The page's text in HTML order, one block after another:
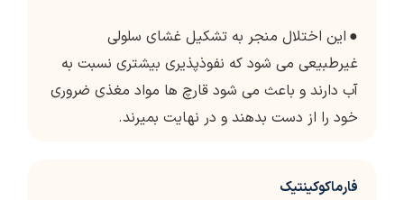
● این اختلال منجر به تشکیل غشای سلولی
غیرطبیعی می شود که نفوذپذیری بیشتری نسبت به
آب دارند و باعث می شود قارچ ها مواد مغذی ضروری
خود را از دست بدهند و در نهایت بمیرند.
فارماکوکینتیک